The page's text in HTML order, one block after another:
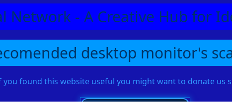
Network - A Creative Hub for
desktop monitor's
you found this website useful you might want to donate us